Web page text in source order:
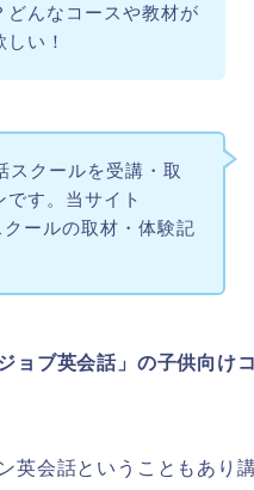
どんなコースや教材が
い！
スクールを受講・取
す。当サイト
ールの取材・体験記
ョブ英会話」の子供向け
英会話ということもあり